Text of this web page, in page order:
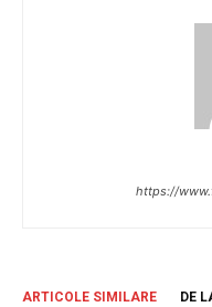
https://
ARTICOLE SIMILARE DE